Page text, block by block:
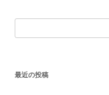
索
最近の投稿